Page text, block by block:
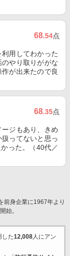
68.54点
用してわかった
やり取りががな
が出来たので良
68.35点
ジもあり、きめ
ってないと思っ
った。（40代／
前身企業に1967年より
始。
した12,008人にアン